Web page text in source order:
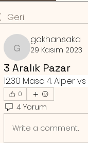
Geri
gokhan.saka
gokhan.saka
29 Kasım 2023
3 Aralık Pazar
12:30 Masa 4: Alper
0
4 Yorum
Write a comment...